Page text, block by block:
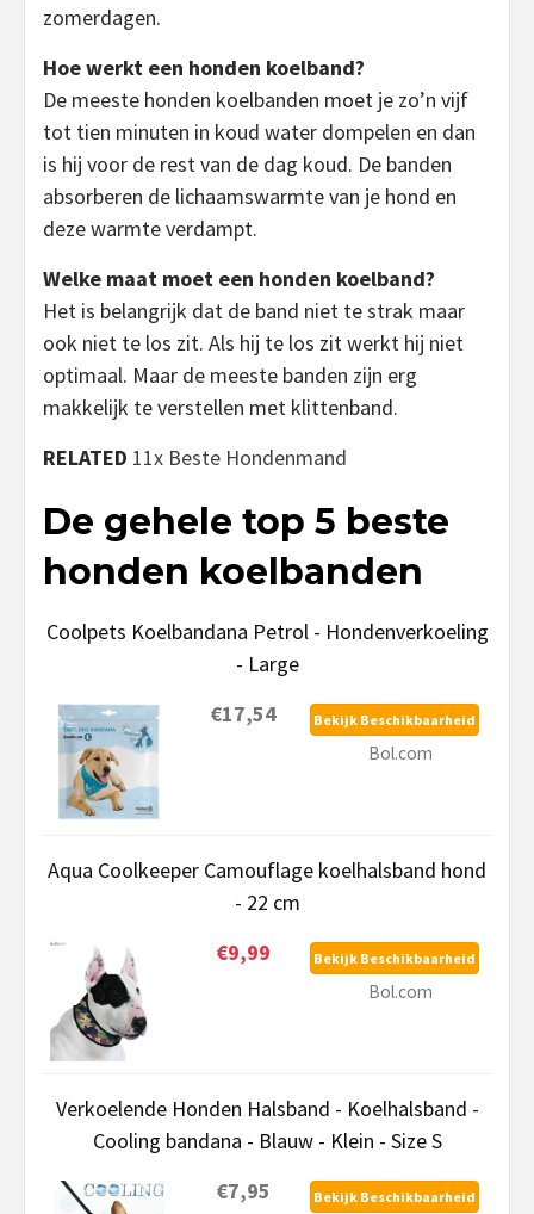
zomerdagen.
Hoe werkt een honden koelband?
De meeste honden koelbanden moet je zo’n vijf
tot tien minuten in koud water dompelen en dan
is hij voor de rest van de dag koud. De banden
absorberen de lichaamswarmte van je hond en
deze warmte verdampt.
Welke maat moet een honden koelband?
Het is belangrijk dat de band niet te strak maar
ook niet te los zit. Als hij te los zit werkt hij niet
optimaal. Maar de meeste banden zijn erg
makkelijk te verstellen met klittenband.
RELATED 11x Beste Hondenmand
De gehele top 5 beste
honden koelbanden
Coolpets Koelbandana Petrol - Hondenverkoeling
- Large
€17,54
Bekijk Beschikbaarheid
Bol.com
Aqua Coolkeeper Camouflage koelhalsband hond
- 22 cm
€9,99
Bekijk Beschikbaarheid
Bol.com
Verkoelende Honden Halsband - Koelhalsband -
Cooling bandana - Blauw - Klein - Size S
€7,95
Bekijk Beschikbaarheid